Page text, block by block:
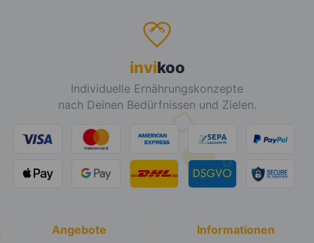
invikoo
Individuelle Ernährungskonzepte
nach Deinen Bedürfnissen und Zielen.
Angebote
Informationen